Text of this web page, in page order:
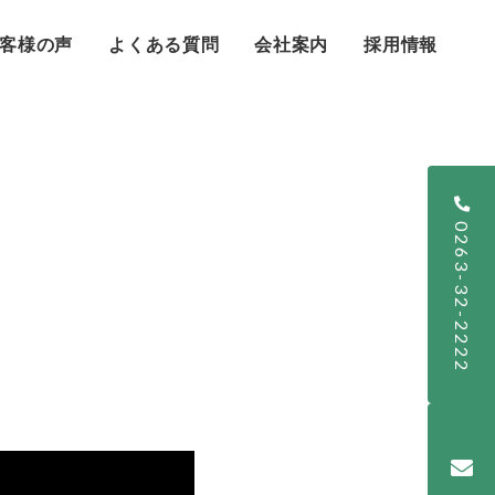
様の声 よくある質問 会社案内 採用情報
0263-32-2222